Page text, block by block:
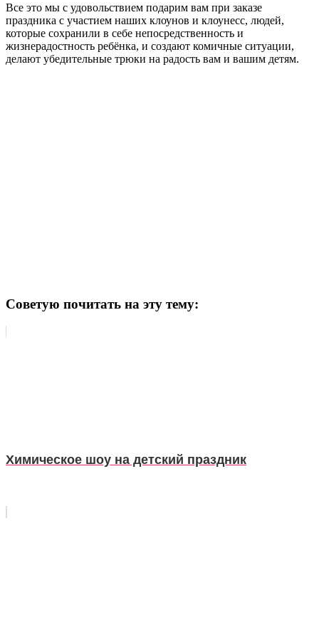
Все это мы с удовольствием подарим вам при заказе
праздника с участием наших клоунов и клоунесс, людей,
которые сохранили в себе непосредственность и
жизнерадостность ребёнка, и создают комичные ситуации,
делают убедительные трюки на радость вам и вашим детям.
Советую почитать на эту тему:
Химическое шоу на детский праздник